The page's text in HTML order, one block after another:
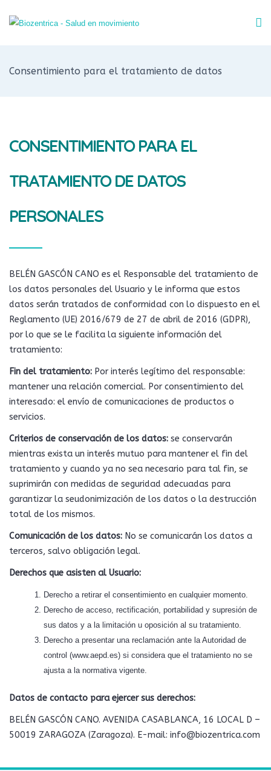
Consentimiento para el tratamiento de datos
CONSENTIMIENTO PARA EL
TRATAMIENTO DE DATOS
PERSONALES
BELÉN GASCÓN CANO es el Responsable del tratamiento de
los datos personales del Usuario y le informa que estos
datos serán tratados de conformidad con lo dispuesto en el
Reglamento (UE) 2016/679 de 27 de abril de 2016 (GDPR),
por lo que se le facilita la siguiente información del
tratamiento:
Fin del tratamiento: Por interés legítimo del responsable:
mantener una relación comercial. Por consentimiento del
interesado: el envío de comunicaciones de productos o
servicios.
Criterios de conservación de los datos: se conservarán
mientras exista un interés mutuo para mantener el fin del
tratamiento y cuando ya no sea necesario para tal fin, se
suprimirán con medidas de seguridad adecuadas para
garantizar la seudonimización de los datos o la destrucción
total de los mismos.
Comunicación de los datos: No se comunicarán los datos a
terceros, salvo obligación legal.
Derechos que asisten al Usuario:
Derecho a retirar el consentimiento en cualquier momento.
Derecho de acceso, rectificación, portabilidad y supresión de
sus datos y a la limitación u oposición al su tratamiento.
Derecho a presentar una reclamación ante la Autoridad de
control (www.aepd.es) si considera que el tratamiento no se
ajusta a la normativa vigente.
Datos de contacto para ejercer sus derechos:
BELÉN GASCÓN CANO. AVENIDA CASABLANCA, 16 LOCAL D –
50019 ZARAGOZA (Zaragoza). E-mail: info@biozentrica.com